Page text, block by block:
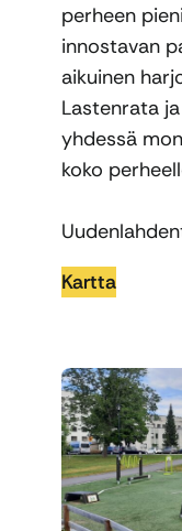
perheen
innostavan
aikuinen
Lastenrata
yhdessä
koko
Kartta